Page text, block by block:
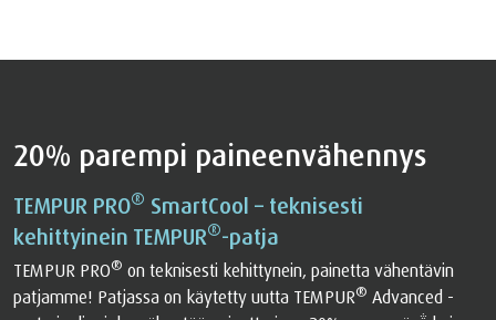
20% parempi paineenvähennys
TEMPUR PRO® SmartCool – teknisesti
kehittyinein TEMPUR®-patja
TEMPUR PRO® on teknisesti kehittynein, painetta vähentävin
patjamme! Patjassa on käytetty uutta TEMPUR® Advanced -